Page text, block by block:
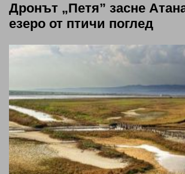
Дронът „Петя” засне
езеро от птичи поглед